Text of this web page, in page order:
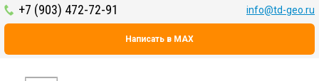
+7 (903) 472-72-91 info@td-geo.ru
Написать в MAX